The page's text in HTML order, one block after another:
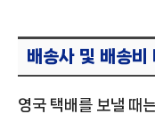
배송사 및 배송비
영국 택배를 보낼 때